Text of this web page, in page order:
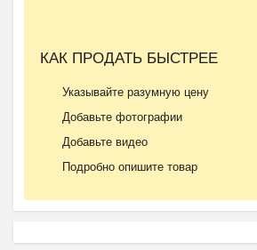
КАК ПРОДАТЬ БЫСТРЕЕ
Указывайте разумную цену
Добавьте фотографии
Добавьте видео
Подробно опишите товар